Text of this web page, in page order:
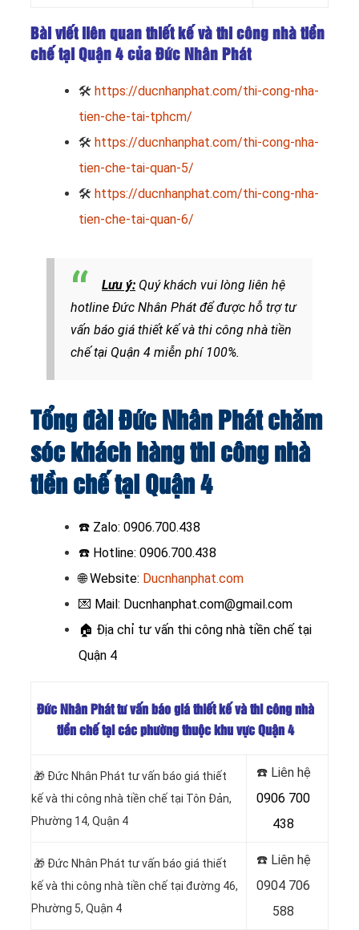
Bài viết liên quan thiết kế và thi công nhà tiền
chế tại Quận 4 của Đức Nhân Phát
🛠 https://ducnhanphat.com/thi-cong-nha-
tien-che-tai-tphcm/
🛠 https://ducnhanphat.com/thi-cong-nha-
tien-che-tai-quan-5/
🛠 https://ducnhanphat.com/thi-cong-nha-
tien-che-tai-quan-6/
Lưu ý: Quý khách vui lòng liên hệ
hotline Đức Nhân Phát để được hỗ trợ tư
vấn báo giá thiết kế và thi công nhà tiền
chế tại Quận 4 miễn phí 100%.
Tổng đài Đức Nhân Phát chăm
sóc khách hàng thi công nhà
tiền chế tại Quận 4
☎️ Zalo: 0906.700.438
☎️ Hotline: 0906.700.438
🌐 Website: Ducnhanphat.com
💌 Mail: Ducnhanphat.com@gmail.com
🏠 Địa chỉ tư vấn thi công nhà tiền chế tại
Quận 4
Đức Nhân Phát tư vấn báo giá thiết kế và thi công nhà
tiền chế tại các phường thuộc khu vực Quận 4
🎁 Đức Nhân Phát tư vấn báo giá thiết
kế và thi công nhà tiền chế tại Tôn Ðản,
Phường 14, Quận 4
☎️ Liên hệ
0906 700
438
🎁 Đức Nhân Phát tư vấn báo giá thiết
kế và thi công nhà tiền chế tại đường 46,
Phường 5, Quận 4
☎️ Liên hệ
0904 706
588